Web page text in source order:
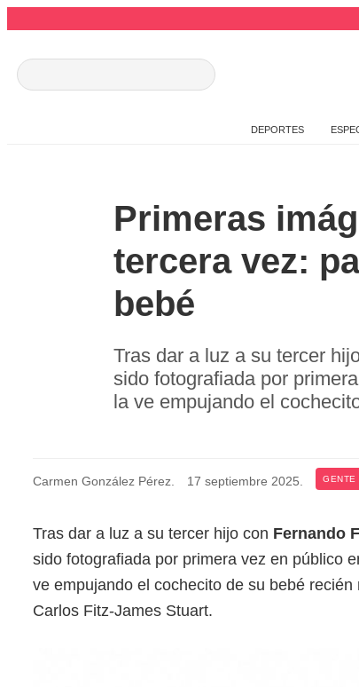
DEPORTES
Primeras
tercera vez:
bebé
Tras dar a luz a su tercer
sido fotografiada por
la ve empujando el
Carmen González Pérez. 17 septiembre 2025. GENTE
Tras dar a luz a su tercer hijo con Fernando
sido fotografiada por primera vez en público
ve empujando el cochecito de su bebé
Carlos Fitz-James Stuart.